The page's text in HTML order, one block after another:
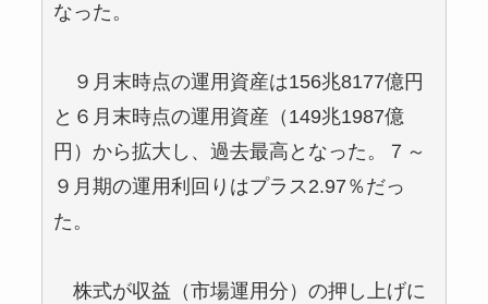
なった。
９月末時点の運用資産は156兆8177億円
と６月末時点の運用資産（149兆1987億
円）から拡大し、過去最高となった。７～
９月期の運用利回りはプラス2.97％だっ
た。
株式が収益（市場運用分）の押し上げに